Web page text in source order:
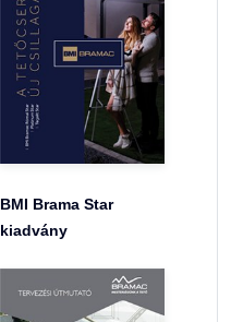
BMI Brama Star
kiadvány